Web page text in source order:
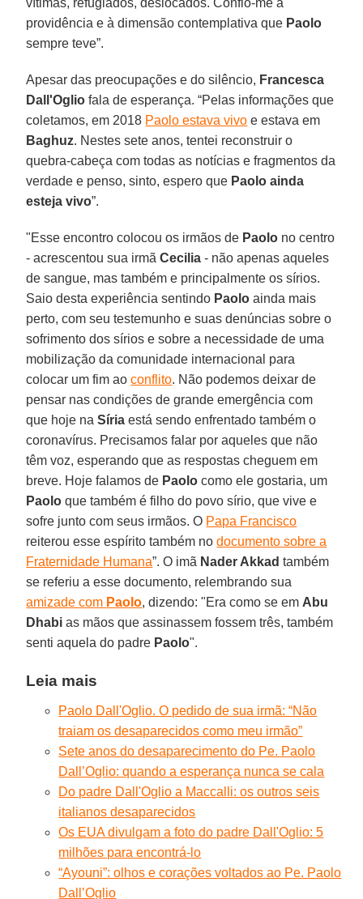
providência e à dimensão contemplativa que Paolo
sempre teve”.
Apesar das preocupações e do silêncio, Francesca
Dall'Oglio fala de esperança. “Pelas informações que
coletamos, em 2018 Paolo estava vivo e estava em
Baghuz. Nestes sete anos, tentei reconstruir o
quebra-cabeça com todas as notícias e fragmentos da
verdade e penso, sinto, espero que Paolo ainda
esteja vivo”.
"Esse encontro colocou os irmãos de Paolo no centro
- acrescentou sua irmãCecilia - não apenas aqueles
de sangue, mas também e principalmente os sírios.
Saio desta experiência sentindo Paolo ainda mais
perto, com seu testemunho e suas denúncias sobre o
sofrimento dos sírios e sobre a necessidade de uma
mobilização da comunidade internacional para
colocar um fim aoconflito. Não podemos deixar de
pensar nas condições de grande emergência com
que hoje naSíria está sendo enfrentado também o
coronavírus. Precisamos falar por aqueles que não
têm voz, esperando que as respostas cheguem em
breve. Hoje falamos de Paolo como ele gostaria, um
Paolo que também é filho do povo sírio, que vive e
sofre junto com seus irmãos. O Papa Francisco
reiterou esse espírito também nodocumento sobre a
Fraternidade Humana”. O imã Nader Akkad também
se referiu a esse documento, relembrando sua
amizade com Paolo, dizendo: "Era como se em Abu
Dhabi as mãos que assinassem fossem três, também
senti aquela do padre Paolo".
Leia mais
Paolo Dall'Oglio. O pedido de sua irmã: “Não
traiam os desaparecidos como meu irmão”
Sete anos do desaparecimento do Pe. Paolo
Dall’Oglio: quando a esperança nunca se cala
Do padre Dall'Oglio a Maccalli: os outros seis
italianos desaparecidos
Os EUA divulgam a foto do padre Dall'Oglio: 5
milhões para encontrá-lo
“Ayouni”: olhos e corações voltados ao Pe. Paolo
Dall’Oglio